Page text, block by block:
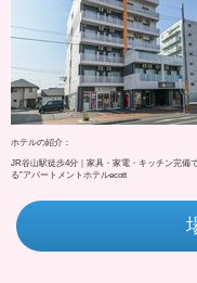
ホテルの紹介：
JR谷山駅徒歩4分｜家具・家電・キッチン完備
る”アパートメントホテルecott